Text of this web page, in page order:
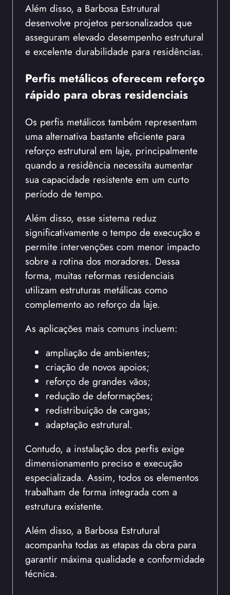
Além disso, a Barbosa Estrutural
desenvolve projetos personalizados que
asseguram elevado desempenho estrutural
e excelente durabilidade para residências.
Perfis metálicos oferecem reforço
rápido para obras residenciais
Os perfis metálicos também representam
uma alternativa bastante eficiente para
reforço estrutural em laje, principalmente
quando a residência necessita aumentar
sua capacidade resistente em um curto
período de tempo.
Além disso, esse sistema reduz
significativamente o tempo de execução e
permite intervenções com menor impacto
sobre a rotina dos moradores. Dessa
forma, muitas reformas residenciais
utilizam estruturas metálicas como
complemento ao reforço da laje.
As aplicações mais comuns incluem:
ampliação de ambientes;
criação de novos apoios;
reforço de grandes vãos;
redução de deformações;
redistribuição de cargas;
adaptação estrutural.
Contudo, a instalação dos perfis exige
dimensionamento preciso e execução
especializada. Assim, todos os elementos
trabalham de forma integrada com a
estrutura existente.
Além disso, a Barbosa Estrutural
acompanha todas as etapas da obra para
garantir máxima qualidade e conformidade
técnica.